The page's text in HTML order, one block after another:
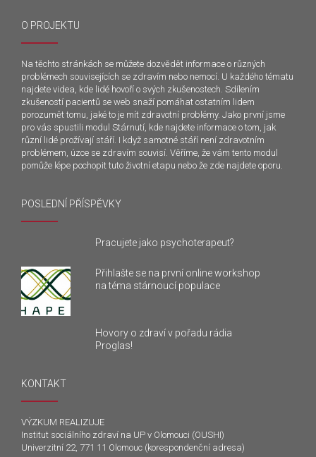
O PROJEKTU
Na těchto stránkách se můžete dozvědět informace o různých
problémech souvisejících se zdravím nebo nemocí. U každého tématu
najdete videa, kde lidé hovoří o svých zkušenostech. Sdílením
zkušeností pacientů se web snaží pomáhat ostatním lidem
porozumět tomu, jaké to je mít zdravotní problémy. Jako první jsme
pro vás spustili modul Stárnutí, kde najdete informace o tom, jak
různí lidé prožívají stáří. I když samotné stáří není zdravotním
problémem, úzce se zdravím souvisí. Věříme, že vám tento modul
pomůže lépe pochopit tuto životní etapu nebo že zde najdete oporu.
POSLEDNÍ PŘÍSPĚVKY
Pracujete jako psychoterapeut?
Přihlašte se na první online workshop
na téma stárnoucí populace
Hovory o zdraví v pořadu rádia
Proglas!
KONTAKT
VÝZKUM REALIZUJE
Institut sociálního zdraví na UP v Olomouci (OUSHI)
Univerzitní 22, 771 11 Olomouc (korespondenční adresa)